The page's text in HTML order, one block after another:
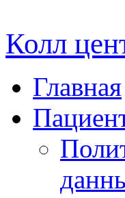
Колл
Главная